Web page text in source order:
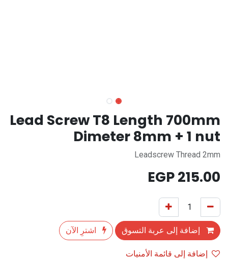
Lead Screw T8 Length 700mm
Dimeter 8mm + 1 nut
Leadscrew Thread 2mm
215.00
إضافة إلى عربة التسوق
اشترِ الآن
إضافة إلى قائمة الأمنيات